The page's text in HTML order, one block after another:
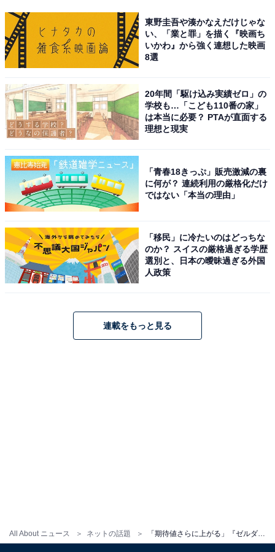
All About ニュース ネットの話題
東野圭吾や湊かなえだけじゃな
い、「業と罪」を描く『映画ち
いかわ』から強く連想した映画
8選
20年間「駆け込み実績ゼロ」の
学校も…「こども110番の家」
は本当に必要？ PTAが直面する
理想と現実
「青春18きっぷ」販売激減の裏
に何が？ 連続利用の厳格化だけ
ではない「本当の理由」
「移民」に冷たいのはどっちな
のか？ スイスの厳格過ぎる学歴
選別と、日本の曖昧過ぎる外国
人政策
連載をもっと見る